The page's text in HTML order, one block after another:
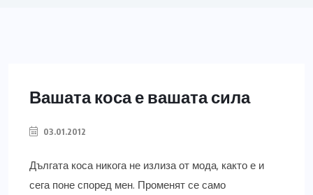
Вашата коса е вашата сила
03.01.2012
Дългата коса никога не излиза от мода, както е и
сега поне според мен. Променят се само